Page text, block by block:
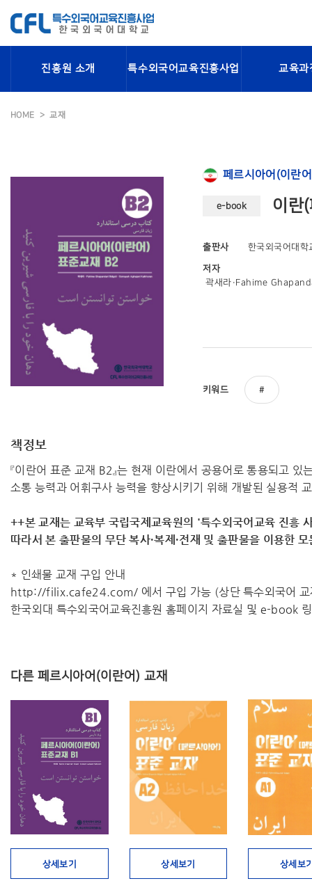
진흥원 소개 특수외국어교육진흥사업 교육과
HOME 교재
페르시아어(이란
e-book 이란
출판사 한국외국어대학
저자
곽새라·Fahime
키워드
책정보
『이란어 표준 교재 B2』는 현재 이란에서 공용어로 통용되고
소통 능력과 어휘구사 능력을 향상시키기 위해 개발된 실용적
++본 교재는 교육부 국립국제교육원의 '특수외국어교육 진흥
따라서 ​본 출판물의 무단 복사·복제·전재 및 출판물을 이용한
* 인쇄물 교재 구입 안내
http://filix.cafe24.com/ 에서 구입 가능 (상단 특수외국어 교
한국외대 특수외국어교육진흥원 홈페이지 자료실 및 e-book
다른 페르시아어(이란어) 교재
상세보기 상세보기 상세보